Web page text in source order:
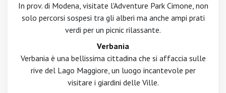
In prov. di Modena, visitate l'Adventure Park Cimone, non
solo percorsi sospesi tra gli alberi ma anche ampi prati
verdi per un picnic rilassante.
Verbania
Verbania è una bellissima cittadina che si affaccia sulle
rive del Lago Maggiore, un luogo incantevole per
visitare i giardini delle Ville.